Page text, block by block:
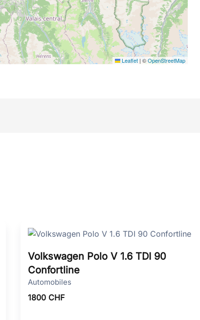
Leaflet | ©OpenStreetMap
Volkswagen Polo V 1.6 TDI 90
Confortline
Automobiles
1800 CHF